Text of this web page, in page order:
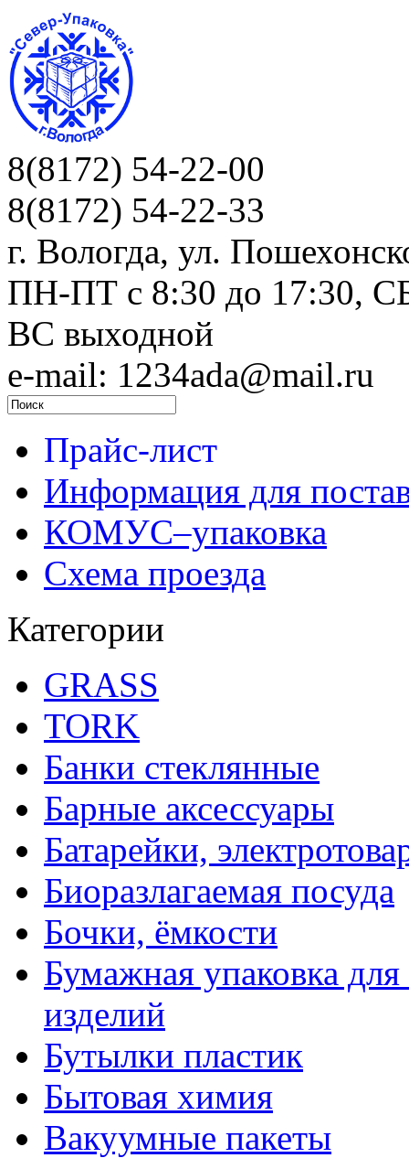
8(8172) 54-22-00
8(8172) 54-22-33
г. Вологда, ул.
ПН-ПТ c 8:30 до 17:30,
ВС выходной
e-mail: 1234ada@mail.ru
Прайс-лист
Информация для
КОМУС–упаковка
Схема проезда
Категории
GRASS
TORK
Банки стеклянные
Барные аксессуары
Батарейки,
Биоразлагаемая посуда
Бочки, ёмкости
Бумажная упаковка
изделий
Бутылки пластик
Бытовая химия
Вакуумные пакеты